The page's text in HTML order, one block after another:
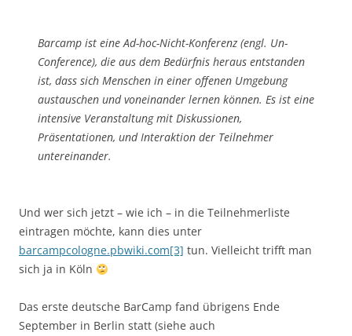
Barcamp ist eine Ad-hoc-Nicht-Konferenz (engl. Un-
Conference), die aus dem Bedürfnis heraus entstanden
ist, dass sich Menschen in einer offenen Umgebung
austauschen und voneinander lernen können. Es ist eine
intensive Veranstaltung mit Diskussionen,
Präsentationen, und Interaktion der Teilnehmer
untereinander.
Und wer sich jetzt – wie ich – in die Teilnehmerliste
eintragen möchte, kann dies unter
barcampcologne.pbwiki.com[3] tun. Vielleicht trifft man
sich ja in Köln
Das erste deutsche BarCamp fand übrigens Ende
September in Berlin statt (siehe auch